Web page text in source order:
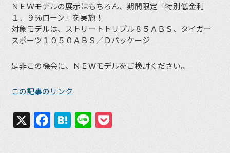
ＮＥＷモデルの展示はもちろん、期間限定「特別低金利
１．９％ローン」を実施！
対象モデルは、ストリートトリプル８５ＡＢＳ、タイガー
スポーツ１０５０ＡＢＳ／Ｄパッケージ
是非この機会に、ＮＥＷモデルをご検討ください。
この記事のリンク
X Facebook
Hatena
Line